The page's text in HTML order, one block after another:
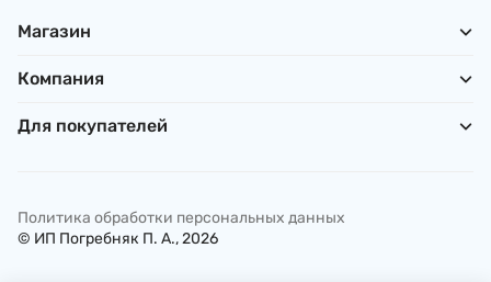
Магазин
Компания
Для покупателей
© ИП Погребняк П. А., 2026
Политика обработки персональных данных